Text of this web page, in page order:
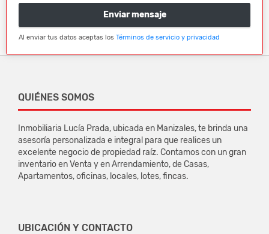
Enviar mensaje
Al enviar tus datos aceptas los Términos de servicio y privacidad
QUIÉNES SOMOS
Inmobiliaria Lucía Prada, ubicada en Manizales, te brinda una
asesoría personalizada e integral para que realices un
excelente negocio de propiedad raíz. Contamos con un gran
inventario en Venta y en Arrendamiento, de Casas,
Apartamentos, oficinas, locales, lotes, fincas.
UBICACIÓN Y CONTACTO